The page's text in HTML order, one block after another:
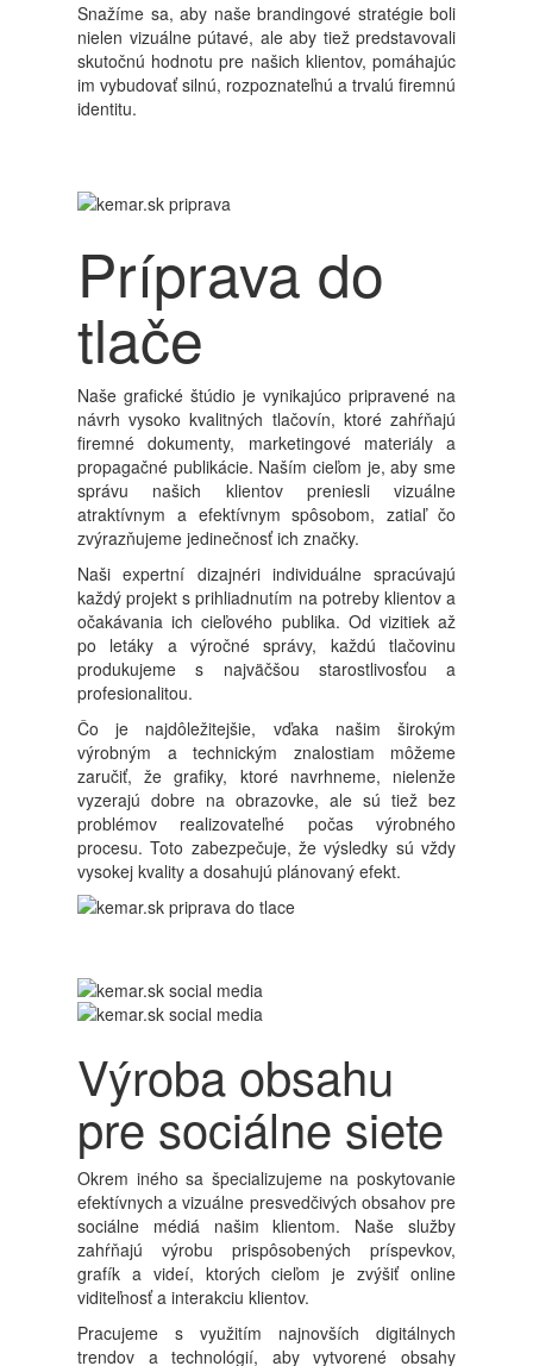
Snažíme sa, aby naše brandingové stratégie boli
nielen vizuálne pútavé, ale aby tiež predstavovali
skutočnú hodnotu pre našich klientov, pomáhajúc
im vybudovať silnú, rozpoznateľnú a trvalú firemnú
identitu.
Príprava do
tlače
Naše grafické štúdio je vynikajúco pripravené na
návrh vysoko kvalitných tlačovín, ktoré zahŕňajú
firemné dokumenty, marketingové materiály a
propagačné publikácie. Naším cieľom je, aby sme
správu našich klientov preniesli vizuálne
atraktívnym a efektívnym spôsobom, zatiaľ čo
zvýrazňujeme jedinečnosť ich značky.
Naši expertní dizajnéri individuálne spracúvajú
každý projekt s prihliadnutím na potreby klientov a
očakávania ich cieľového publika. Od vizitiek až
po letáky a výročné správy, každú tlačovinu
produkujeme s najväčšou starostlivosťou a
profesionalitou.
Čo je najdôležitejšie, vďaka našim širokým
výrobným a technickým znalostiam môžeme
zaručiť, že grafiky, ktoré navrhneme, nielenže
vyzerajú dobre na obrazovke, ale sú tiež bez
problémov realizovateľné počas výrobného
procesu. Toto zabezpečuje, že výsledky sú vždy
vysokej kvality a dosahujú plánovaný efekt.
Výroba obsahu
pre sociálne siete
Okrem iného sa špecializujeme na poskytovanie
efektívnych a vizuálne presvedčivých obsahov pre
sociálne médiá našim klientom. Naše služby
zahŕňajú výrobu prispôsobených príspevkov,
grafík a videí, ktorých cieľom je zvýšiť online
viditeľnosť a interakciu klientov.
Pracujeme s využitím najnovších digitálnych
trendov a technológií, aby vytvorené obsahy